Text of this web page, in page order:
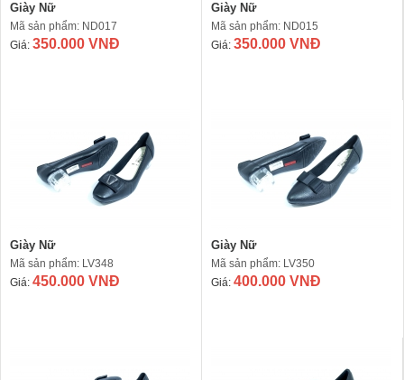
Giày Nữ
Mã sản phẩm: ND017
Giá: 350.000 VNĐ
Giày Nữ
Mã sản phẩm: ND015
Giá: 350.000 VNĐ
Giày Nữ
Mã sản phẩm: LV348
Giá: 450.000 VNĐ
Giày Nữ
Mã sản phẩm: LV350
Giá: 400.000 VNĐ